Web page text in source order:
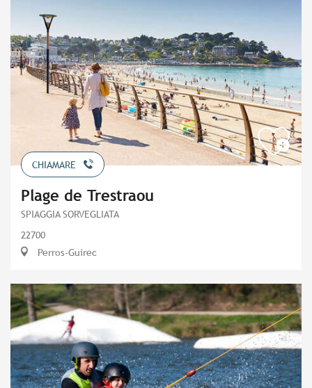
CHIAMARE
Plage de Trestraou
SPIAGGIA SORVEGLIATA
22700
Perros-Guirec